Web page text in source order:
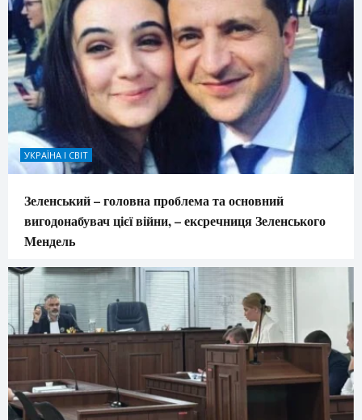
УКРАЇНА І СВІТ
Зеленський – головна проблема та основний
вигодонабувач цієї війни, – ексречниця Зеленського
Мендель